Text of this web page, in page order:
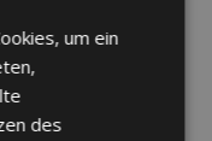
Italia
ENGLISH
um ein
des